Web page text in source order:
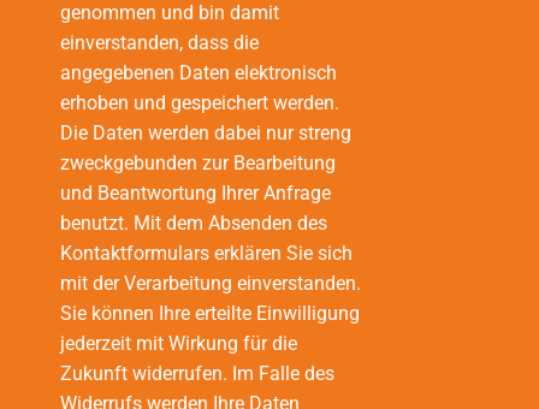
genommen und bin damit
einverstanden, dass die
angegebenen Daten elektronisch
erhoben und gespeichert werden.
Die Daten werden dabei nur streng
zweckgebunden zur Bearbeitung
und Beantwortung Ihrer Anfrage
benutzt. Mit dem Absenden des
Kontaktformulars erklären Sie sich
mit der Verarbeitung einverstanden.
Sie können Ihre erteilte Einwilligung
jederzeit mit Wirkung für die
Zukunft widerrufen. Im Falle des
Widerrufs werden Ihre Daten